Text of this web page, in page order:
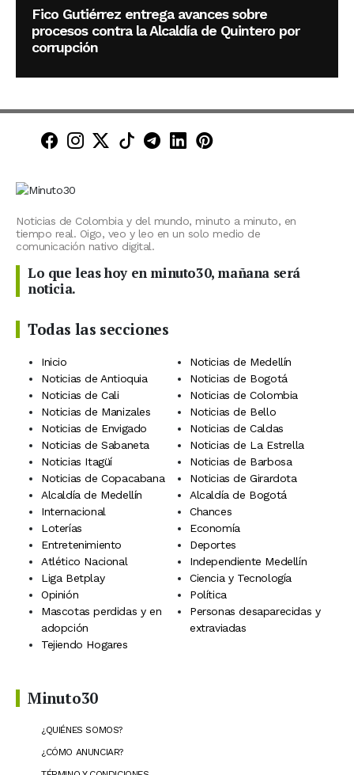
Fico Gutiérrez entrega avances sobre
procesos contra la Alcaldía de Quintero por
corrupción
Minuto30 en Facebook
Minuto30 en Instagram
Minuto30 en X (Twitter)
Minuto30 en TikTok
Canal de Minuto30 en
Minuto30 en LinkedIn
Minuto30 en
Noticias de Colombia y del mundo, minuto a minuto, en
tiempo real. Oigo, veo y leo en un solo medio de
comunicación nativo digital.
Lo que leas hoy en minuto30, mañana será
noticia.
Todas las secciones
Inicio
Noticias de Medellín
Noticias de Antioquia
Noticias de Bogotá
Noticias de Cali
Noticias de Colombia
Noticias de Manizales
Noticias de Bello
Noticias de Envigado
Noticias de Caldas
Noticias de Sabaneta
Noticias de La Estrella
Noticias Itagüí
Noticias de Barbosa
Noticias de Copacabana
Noticias de Girardota
Alcaldía de Medellín
Alcaldía de Bogotá
Internacional
Chances
Loterías
Economía
Entretenimiento
Deportes
Atlético Nacional
Independiente Medellín
Liga Betplay
Ciencia y Tecnología
Opinión
Política
Mascotas perdidas y en
adopción
Personas desaparecidas y
extraviadas
Tejiendo Hogares
Minuto30
¿QUIÉNES SOMOS?
¿CÓMO ANUNCIAR?